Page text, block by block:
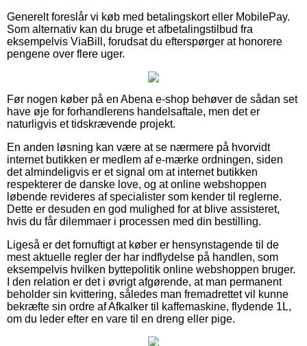
Generelt foreslår vi køb med betalingskort eller MobilePay.
Som alternativ kan du bruge et afbetalingstilbud fra
eksempelvis ViaBill, forudsat du efterspørger at honorere
pengene over flere uger.
Før nogen køber på en Abena e-shop behøver de sådan set
have øje for forhandlerens handelsaftale, men det er
naturligvis et tidskrævende projekt.
En anden løsning kan være at se nærmere på hvorvidt
internet butikken er medlem af e-mærke ordningen, siden
det almindeligvis er et signal om at internet butikken
respekterer de danske love, og at online webshoppen
løbende revideres af specialister som kender til reglerne.
Dette er desuden en god mulighed for at blive assisteret,
hvis du får dilemmaer i processen med din bestilling.
Ligeså er det fornuftigt at køber er hensynstagende til de
mest aktuelle regler der har indflydelse på handlen, som
eksempelvis hvilken byttepolitik online webshoppen bruger.
I den relation er det i øvrigt afgørende, at man permanent
beholder sin kvittering, således man fremadrettet vil kunne
bekræfte sin ordre af Afkalker til kaffemaskine, flydende 1L,
om du leder efter en vare til en dreng eller pige.